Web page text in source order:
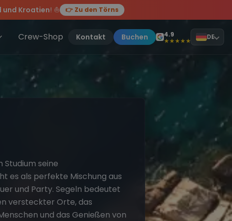
sei dabei.
Crew-Shop Kontakt Buchen 4.9
★★★★★ DE
seine
es als perfekte Mischung aus
und Party. Segeln bedeutet
versteckter Orte, das
und das Genießen von